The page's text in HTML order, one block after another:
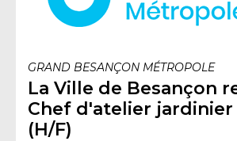
GRAND BESANÇON MÉTROPOLE
La Ville de Besançon
Chef d'atelier
(H/F)